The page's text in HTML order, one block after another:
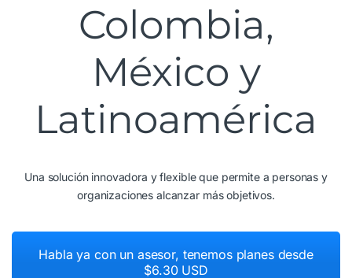
Colombia,
México y
Latinoamérica
Una solución innovadora y flexible que permite a personas y
organizaciones alcanzar más objetivos.
Habla ya con un asesor, tenemos planes desde
$6.30 USD